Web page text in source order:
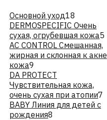
Основной уход18
DERMOSPECIFIC Очень
сухая, огрубевшая кожа5
АС CONTROL Смешанная,
жирная и склонная к акне
кожа9
DA PROTECT
Чувствительная кожа,
очень сухая при атопии7
BABY Линия для детей с
рождения8